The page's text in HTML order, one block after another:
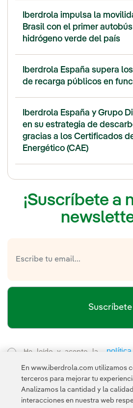
Iberdrola impulsa la
Brasil con el primer
hidrógeno verde del país
Iberdrola España supera
de recarga públicos en
Iberdrola España y Grupo
en su estrategia de
gracias a los Certificados
Energético (CAE)
¡Suscríbete a
Suscríbete
He leído y acepto la
Newsletter
Enlace externo, se
Esta página está protegida por
Política de privacidad y los
En www.iberdrola.com utilizamos
terceros para mejorar tu
Analizamos la cantidad y la
interacciones en nuestra web